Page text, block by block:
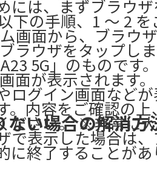
には、まずブラウ
下の手順、1 ～ 2
画面から、ブラウ
ラウザをタップし
5G」のものです
面が表示されます
ログイン画面など
。内容をご確認の
ださい。 ※非常に
で表示した場合は
に終了することが
ない場合の解消方